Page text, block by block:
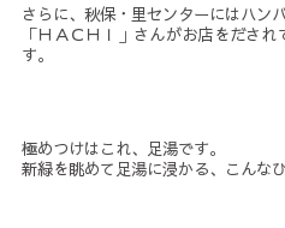
さらに、秋保・里センターにはハン
「ＨＡＣＨＩ」さんがお店をださ
す。
極めつけはこれ、足湯です。
新緑を眺めて足湯に浸かる、こんな